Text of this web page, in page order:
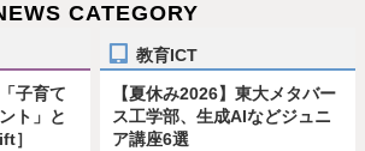
CATEGORY
子育て
ト」と
］
教育ICT
【夏休み2026】東大メタバー
ス工学部、生成AIなどジュニ
ア講座6選